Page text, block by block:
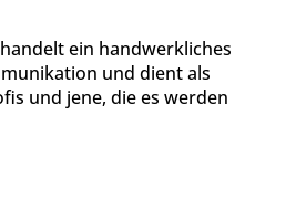
ein handwerkliches
und dient als
und jene, die es werden